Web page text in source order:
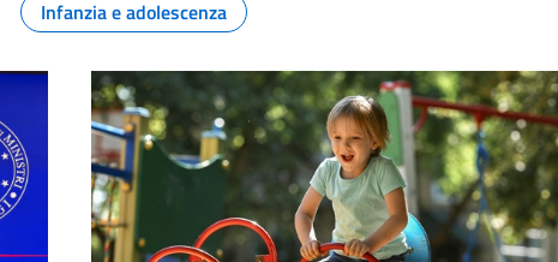
Infanzia e adolescenza